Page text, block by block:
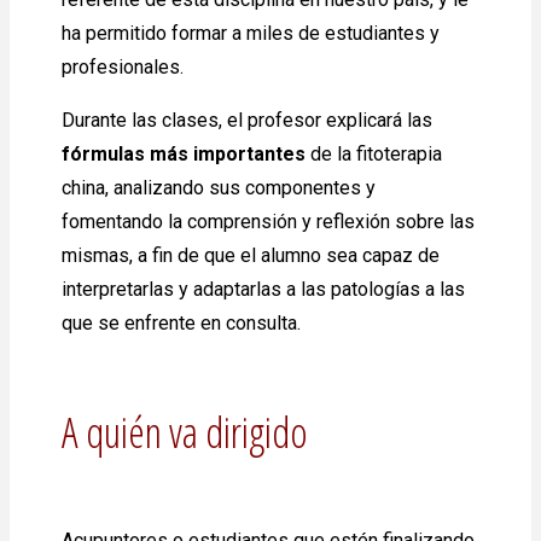
ha permitido formar a miles de estudiantes y
profesionales.
Durante las clases, el profesor explicará las
fórmulas más importantes de la fitoterapia
china, analizando sus componentes y
fomentando la comprensión y reflexión sobre las
mismas, a fin de que el alumno sea capaz de
interpretarlas y adaptarlas a las patologías a las
que se enfrente en consulta.
A quién va dirigido